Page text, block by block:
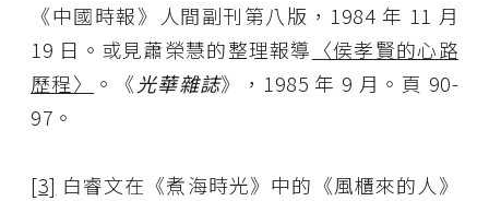
《中國時報》人間副刊第八版，1984 年 11 月
19 日。或見蕭榮慧的整理報導 〈侯孝賢的心路
歷程〉
。《光華雜誌》，1985 年 9 月。頁 90-
97。
[3] 白睿文在《煮海時光》中的《風櫃來的人》